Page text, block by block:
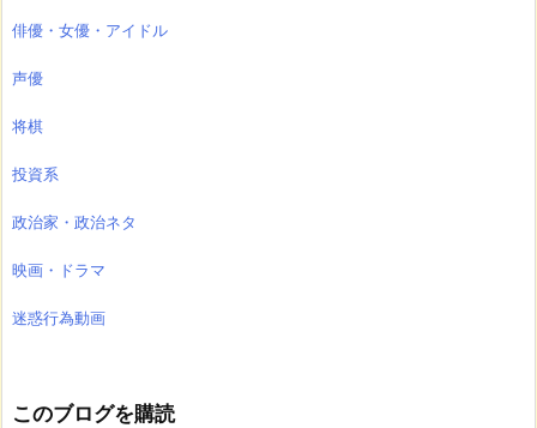
俳優・女優・アイドル
声優
将棋
投資系
政治家・政治ネタ
映画・ドラマ
迷惑行為動画
このブログを購読